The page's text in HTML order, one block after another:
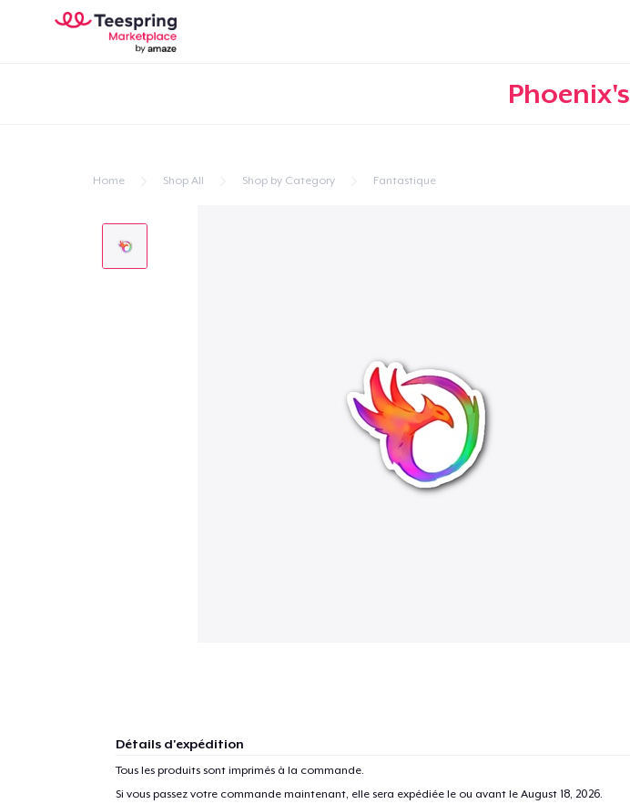
Home Shop All Shop by Category Fantastique
Détails d'expédition
Tous les produits sont imprimés à la commande.
Si vous passez votre commande maintenant, elle sera expédiée le ou avant le August 18, 2026.